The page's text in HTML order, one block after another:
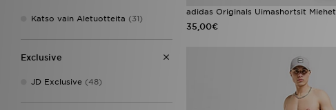
35(1)
39(8)
Katso vain Aletuotteita (31)
Exclusive
JD Exclusive (48)
adidas Originals Uimashortsit Miehet
35,00€